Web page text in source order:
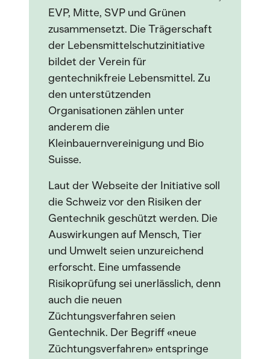
EVP, Mitte, SVP und Grünen
zusammensetzt. Die Trägerschaft
der Lebensmittelschutzinitiative
bildet der Verein für
gentechnikfreie Lebensmittel. Zu
den unterstützenden
Organisationen zählen unter
anderem die
Kleinbauernvereinigung und Bio
Suisse.
Laut der Webseite der Initiative soll
die Schweiz vor den Risiken der
Gentechnik geschützt werden. Die
Auswirkungen auf Mensch, Tier
und Umwelt seien unzureichend
erforscht. Eine umfassende
Risikoprüfung sei unerlässlich, denn
auch die neuen
Züchtungsverfahren seien
Gentechnik. Der Begriff «neue
Züchtungsverfahren» entspringe